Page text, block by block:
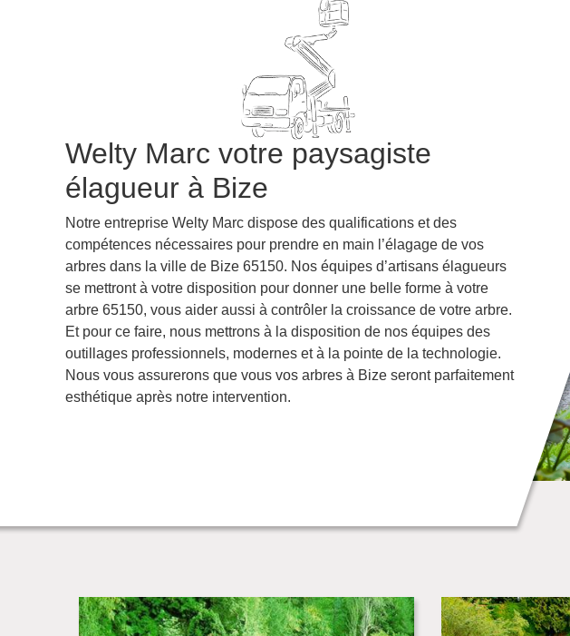
TAILLE DE HAIE 65
Welty Marc votre paysagiste
élagueur à Bize
Notre entreprise Welty Marc dispose des qualifications et des
compétences nécessaires pour prendre en main l’élagage de vos
arbres dans la ville de Bize 65150. Nos équipes d’artisans élagueurs
se mettront à votre disposition pour donner une belle forme à votre
arbre 65150, vous aider aussi à contrôler la croissance de votre arbre.
Et pour ce faire, nous mettrons à la disposition de nos équipes des
outillages professionnels, modernes et à la pointe de la technologie.
Nous vous assurerons que vous vos arbres à Bize seront parfaitement
esthétique après notre intervention.